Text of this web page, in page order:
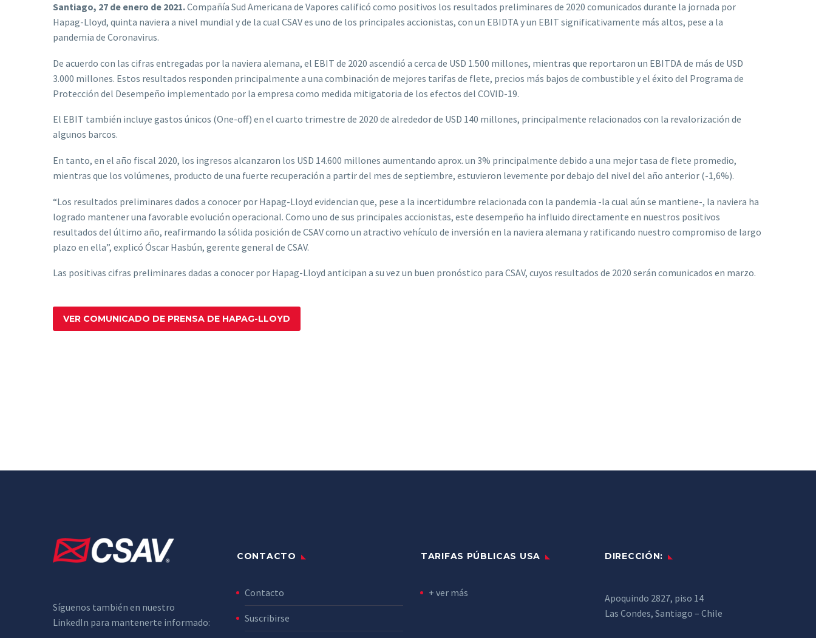
Santiago, 27 de enero de 2021.Compañía Sud Americana de Vapores calificó como positivos los resultados preliminares de 2020 comunicados durante la jornada por
Hapag-Lloyd, quinta naviera a nivel mundial y de la cual CSAV es uno de los principales accionistas, con un EBIDTA y un EBIT significativamente más altos, pese a la
pandemia de Coronavirus.
De acuerdo con las cifras entregadas por la naviera alemana, el EBIT de 2020 ascendió a cerca de USD 1.500 millones, mientras que reportaron un EBITDA de más de USD
3.000 millones. Estos resultados responden principalmente a una combinación de mejores tarifas de flete, precios más bajos de combustible y el éxito del Programa de
Protección del Desempeño implementado por la empresa como medida mitigatoria de los efectos del COVID-19.
El EBIT también incluye gastos únicos (One-off) en el cuarto trimestre de 2020 de alrededor de USD 140 millones, principalmente relacionados con la revalorización de
algunos barcos.
En tanto, en el año fiscal 2020, los ingresos alcanzaron los USD 14.600 millones aumentando aprox. un 3% principalmente debido a una mejor tasa de flete promedio,
mientras que los volúmenes, producto de una fuerte recuperación a partir del mes de septiembre, estuvieron levemente por debajo del nivel del año anterior (-1,6%).
“Los resultados preliminares dados a conocer por Hapag-Lloyd evidencian que, pese a la incertidumbre relacionada con la pandemia -la cual aún se mantiene-, la naviera ha
logrado mantener una favorable evolución operacional. Como uno de sus principales accionistas, este desempeño ha influido directamente en nuestros positivos
resultados del último año, reafirmando la sólida posición de CSAV como un atractivo vehículo de inversión en la naviera alemana y ratificando nuestro compromiso de largo
plazo en ella”, explicó Óscar Hasbún, gerente general de CSAV.
Las positivas cifras preliminares dadas a conocer por Hapag-Lloyd anticipan a su vez un buen pronóstico para CSAV, cuyos resultados de 2020 serán comunicados en marzo.
VER COMUNICADO DE PRENSA DE HAPAG-LLOYD
Síguenos también en nuestro
LinkedIn para mantenerte informado:
CONTACTO
Contacto
Suscribirse
TARIFAS PÚBLICAS USA
+ ver más
DIRECCIÓN:
Apoquindo 2827, piso 14
Las Condes, Santiago – Chile